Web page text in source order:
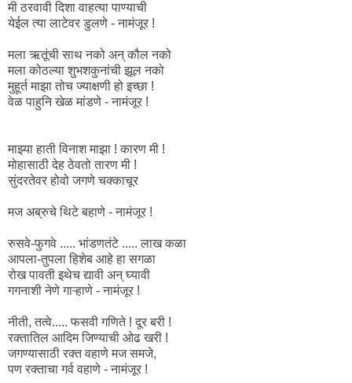
मी ठरवावी दिशा वाहत्या पाण्याची
येईल त्या लाटेवर डुलणे - नामंजूर !
मला ऋतूंची साथ नको अन्‌ कौल नको
मला कोठल्या शुभशकुनांची झूल नको
मुहूर्त माझा तोच ज्याक्षणी हो इच्छा !
वेळ पाहुनि खेळ मांडणे - नामंजूर !
माझ्या हाती विनाश माझा ! कारण मी !
मोहासाठी देह ठेवतो तारण मी !
सुंदरतेवर होवो जगणे चक्काचूर
मज अब्रुचे थिटे बहाणे - नामंजूर !
रुसवे-फुगवे ..... भांडणतंटे ..... लाख कळा
आपला-तुपला हिशेब आहे हा सगळा
रोख पावती इथेच द्यावी अन्‌ घ्यावी
गगनाशी नेणे गाऱ्हाणे - नामंजूर !
नीती, तत्वे..... फसवी गणिते ! दूर बरी !
रक्तातिल आदिम जिण्याची ओढ खरी !
जगण्यासाठी रक्त वहाणे मज समजे,
पण रक्ताचा गर्व वहाणे - नामंजूर !